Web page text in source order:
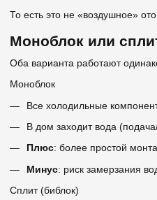
То есть это не «воздушное»
Моноблок или
Оба варианта работают
Моноблок
Все холодильные
В дом заходит вода
Плюс: более простой
Минус: риск замерзания
Сплит (библок)